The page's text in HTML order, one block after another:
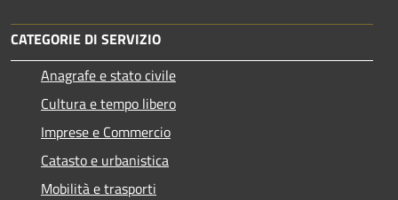
CATEGORIE DI SERVIZIO
Anagrafe e stato civile
Cultura e tempo libero
Imprese e Commercio
Catasto e urbanistica
Mobilità e trasporti